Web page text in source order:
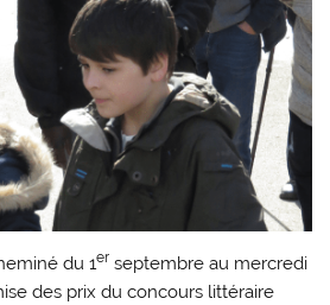
du 1er septembre au mercredi
des prix du concours littéraire